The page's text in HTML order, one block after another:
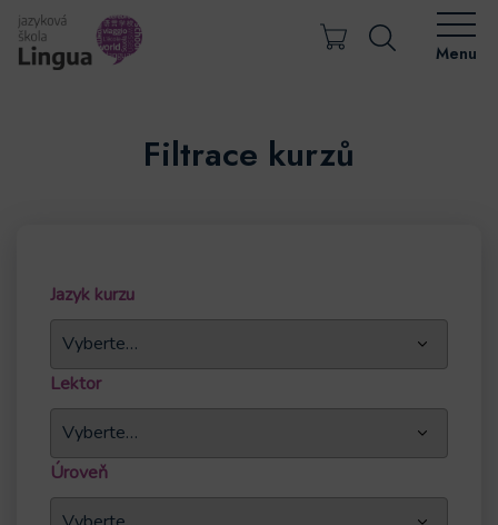
Menu
Filtrace kurzů
Jazyk kurzu
Lektor
Úroveň